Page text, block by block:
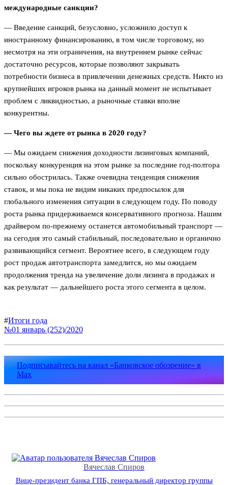
международные санкции?
— Введение санкций, безусловно, усложнило доступ к
иностранному финансированию, в том числе торговому, но
несмотря на эти ограничения, на внутреннем рынке сейчас
достаточно ресурсов, которые позволяют закрывать
потребности бизнеса в привлечении денежных средств. Никто из
крупнейших игроков рынка на данный момент не испытывает
проблем с ликвидностью, а рыночные ставки вполне
конкурентны.
— Чего вы ждете от рынка в 2020 году?
— Мы ожидаем снижения доходности лизинговых компаний,
поскольку конкуренция на этом рынке за последние год-полтора
сильно обострилась. Также очевидна тенденция снижения
ставок, и мы пока не видим никаких предпосылок для
глобального изменения ситуации в следующем году. По поводу
роста рынка придерживаемся консервативного прогноза. Нашим
драйвером по-прежнему останется автомобильный транспорт —
на сегодня это самый стабильный, последовательно и органично
развивающийся сегмент. Вероятнее всего, в следующем году
рост продаж автотранспорта замедлится, но мы ожидаем
продолжения тренда на увеличение доли лизинга в продажах и
как результат — дальнейшего роста этого сегмента в целом.
#Итоги года
№01 январь (252)/2020
Подписывайтесь на канал «Банковское обозрение» в
Max
Вячеслав Спиров
Вице-президент банка ГПБ, генеральный директор группы